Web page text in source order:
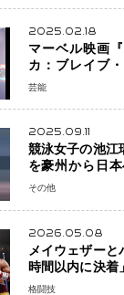
2025.02.18
マーベル映画
カ：ブレイブ
新ブラック・ウ
芸能
2025.09.11
競泳女子の池江
を豪州から日
糧に、28年ロサ
その他
2026.05.08
メイウェザーと
時間以内に決着
ョンか混迷続く
格闘技